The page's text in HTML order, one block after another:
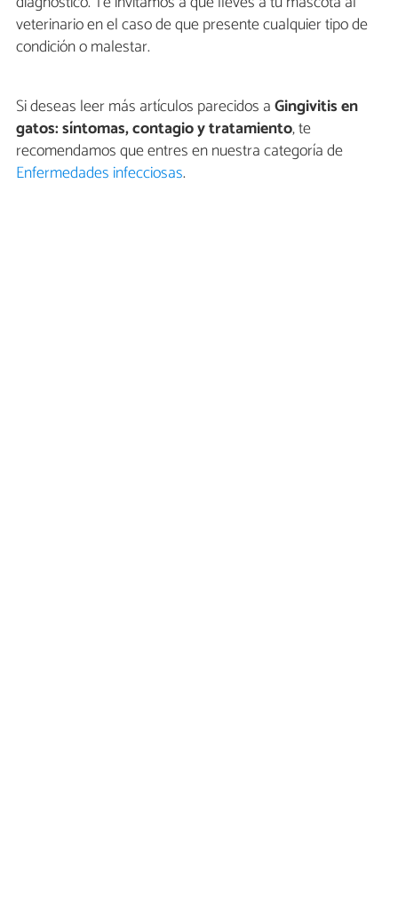
veterinario en el caso de que presente cualquier tipo de
condición o malestar.
Si deseas leer más artículos parecidos aGingivitis en
gatos: síntomas, contagio y tratamiento, te
recomendamos que entres en nuestra categoría de
Enfermedades infecciosas.